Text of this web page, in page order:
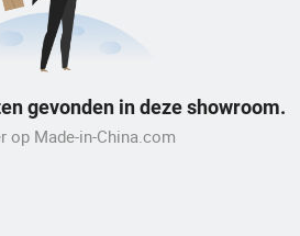
gevonden in deze showroom.
op Made-in-China.com